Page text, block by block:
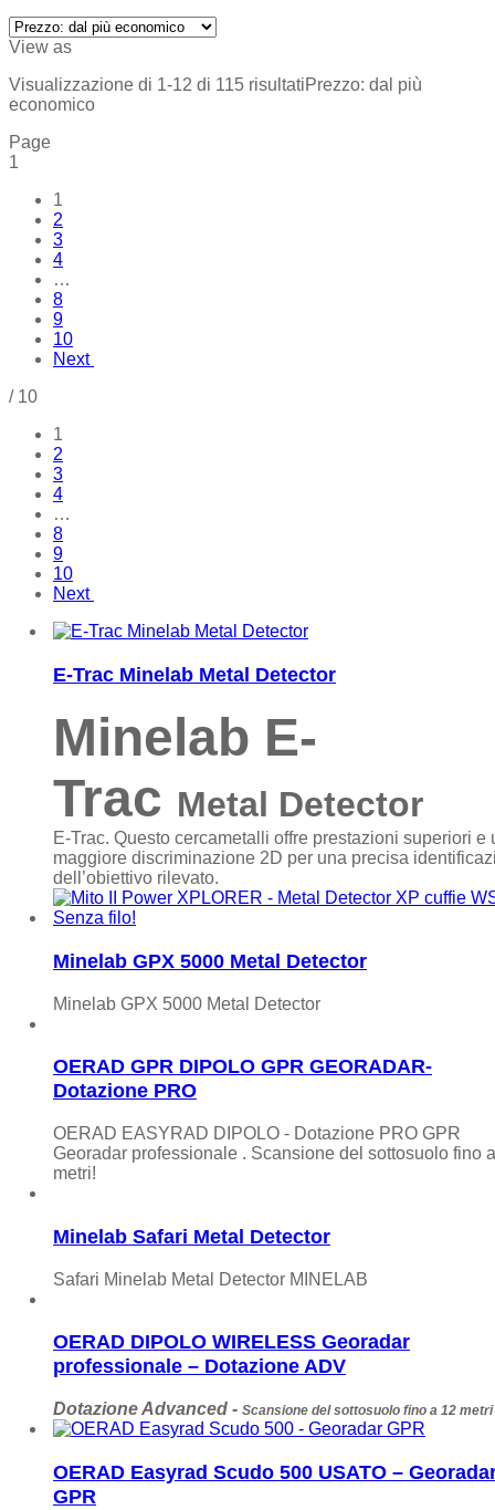
View as
Visualizzazione di 1-12 di 115 risultatiPrezzo: dal più
economico
Page
1
1
2
3
4
…
8
9
10
Next
/ 10
1
2
3
4
…
8
9
10
Next
E-Trac Minelab Metal Detector
Minelab E-
Trac Metal Detector
E-Trac. Questo cercametalli offre prestazioni superiori e
maggiore discriminazione 2D per una precisa
dell’obiettivo rilevato.
Minelab GPX 5000 Metal Detector
Minelab GPX 5000 Metal Detector
OERAD GPR DIPOLO GPR GEORADAR-
Dotazione PRO
OERAD EASYRAD DIPOLO - Dotazione PRO GPR
Georadar professionale . Scansione del sottosuolo fino
metri!
Minelab Safari Metal Detector
Safari Minelab Metal Detector MINELAB
OERAD DIPOLO WIRELESS Georadar
professionale – Dotazione ADV
Dotazione Advanced - Scansione del sottosuolo fino a 12 metri
OERAD Easyrad Scudo 500 USATO –
GPR